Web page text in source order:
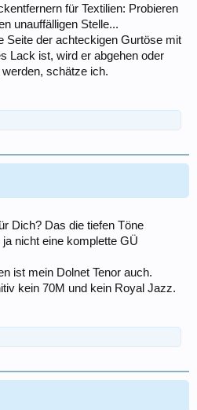
für Textilien: Probieren
unauffälligen Stelle...
Seite der achteckigen Gurtöse mit
Lack ist, wird er abgehen oder
schätze ich.
Dich? Das die tiefen Töne
nicht eine komplette GÜ
ist mein Dolnet Tenor auch.
kein 70M und kein Royal Jazz.